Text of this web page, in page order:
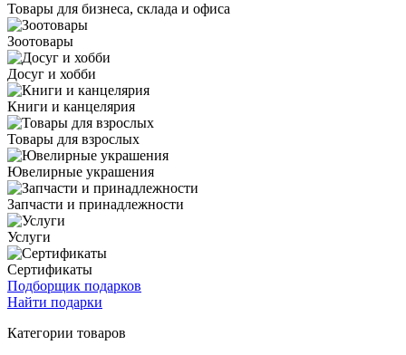
Товары для бизнеса, склада и офиса
Зоотовары
Досуг и хобби
Книги и канцелярия
Товары для взрослых
Ювелирные украшения
Запчасти и принадлежности
Услуги
Сертификаты
Подборщик подарков
Найти подарки
Категории товаров